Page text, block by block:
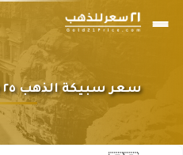
سعر سبيكة الذهب ٢٥ جرام عيار ٢١ في الأردن